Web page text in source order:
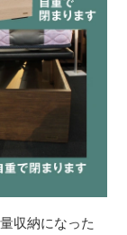
収納になった